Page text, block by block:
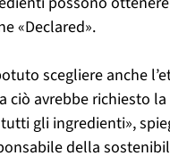
«Declared».
scegliere anche
ciò avrebbe richiesto
gli ingredienti»,
della